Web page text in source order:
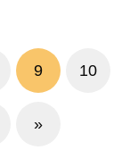
9 10
»